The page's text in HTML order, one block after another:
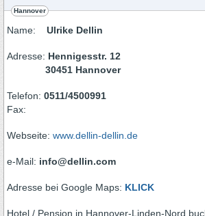
Hannover
Name: Ulrike Dellin
Adresse: Hennigesstr. 12
30451 Hannover
Telefon: 0511/4500991
Fax:
Webseite: www.dellin-dellin.de
e-Mail: info@dellin.com
Adresse bei Google Maps: KLICK
Hotel / Pension in Hannover-Linden-Nord